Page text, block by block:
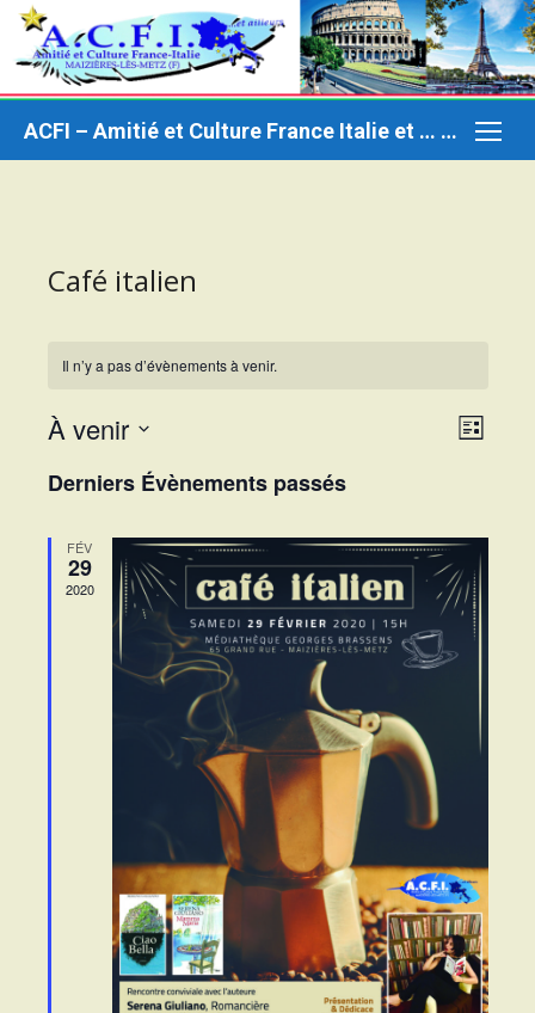
Aller
contenu
ACFI – Amitié et Culture France Italie et … ailleurs
Café italien
Il n’y a pas d’évènements à venir.
Liste
À venir
une
Derniers Évènements passés
FÉV
29
2020